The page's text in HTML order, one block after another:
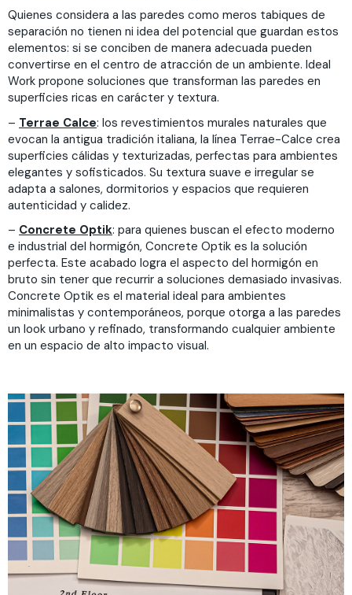
Quienes considera a las paredes como meros tabiques de
separación no tienen ni idea del potencial que guardan estos
elementos: si se conciben de manera adecuada pueden
convertirse en el centro de atracción de un ambiente. Ideal
Work propone soluciones que transforman las paredes en
superficies ricas en carácter y textura.
– Terrae Calce: los revestimientos murales naturales que
evocan la antigua tradición italiana, la línea Terrae-Calce crea
superficies cálidas y texturizadas, perfectas para ambientes
elegantes y sofisticados. Su textura suave e irregular se
adapta a salones, dormitorios y espacios que requieren
autenticidad y calidez.
– Concrete Optik: para quienes buscan el efecto moderno
e industrial del hormigón, Concrete Optik es la solución
perfecta. Este acabado logra el aspecto del hormigón en
bruto sin tener que recurrir a soluciones demasiado invasivas.
Concrete Optik es el material ideal para ambientes
minimalistas y contemporáneos, porque otorga a las paredes
un look urbano y refinado, transformando cualquier ambiente
en un espacio de alto impacto visual.